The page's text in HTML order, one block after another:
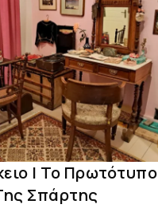
| Το Πρωτότυπο
Σπάρτης